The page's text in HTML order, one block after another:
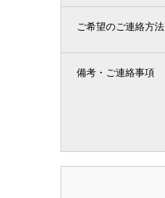
ご希望のご連絡方法
備考・ご連絡事項